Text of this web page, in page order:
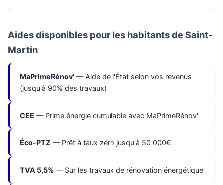
Aides disponibles pour les habitants de Saint-
Martin
MaPrimeRénov' — Aide de l'État selon vos revenus
(jusqu'à 90% des travaux)
CEE — Prime énergie cumulable avec MaPrimeRénov'
Éco-PTZ — Prêt à taux zéro jusqu'à 50 000€
TVA 5,5% — Sur les travaux de rénovation énergétique